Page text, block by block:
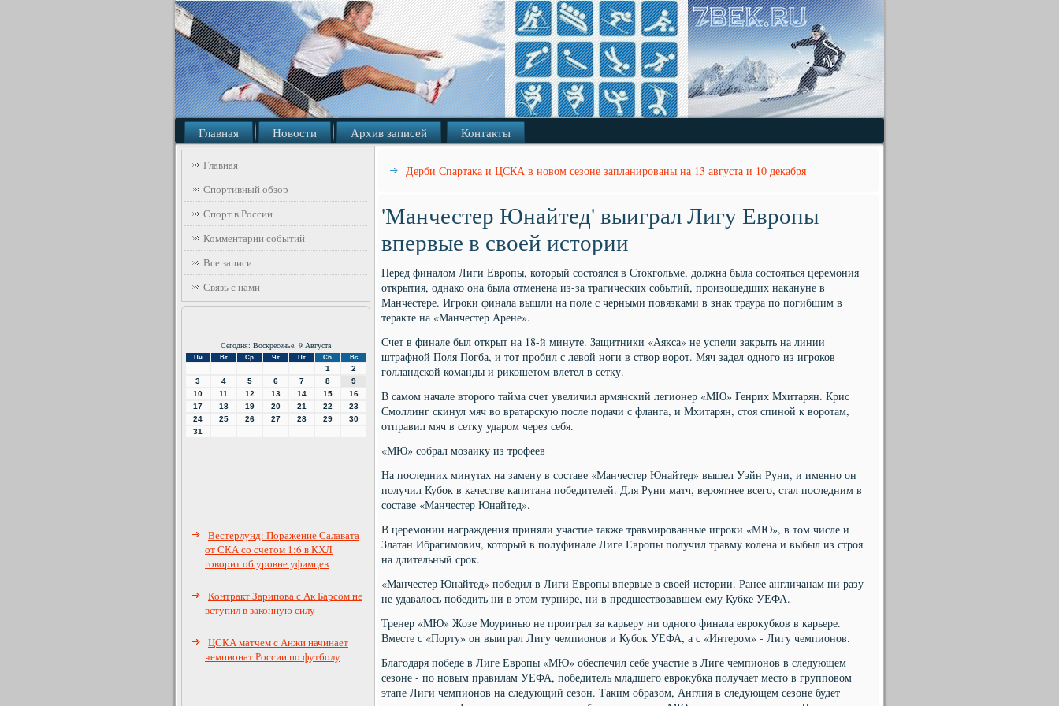
Главная Новости Архив записей Контакты
Главная
Спортивный обзор
Спорт в России
Комментарии событий
Все записи
Связь с нами
Сегодня: Воскресенье, 9 Августа
Пн Вт Ср Чт Пт Сб Вс
1
2
3
4 5 6 7 8
9
10
11 12 13 14 15
16
17
18 19 20 21 22
23
24
25 26 27 28 29
30
31
Вестерлунд: Поражение Салавата
от СКА со счетом 1:6 в КХЛ
говорит об уровне уфимцев
Контракт Зарипова с Ак Барсом не
вступил в законную силу
ЦСКА матчем с Анжи начинает
чемпионат России по футболу
Дерби Спартака и ЦСКА в новом сезоне запланированы на 13 августа и 10 декабря
'Манчестер Юнайтед' выиграл Лигу Европы
впервые в своей истории
Перед финалом Лиги Европы, который состоялся в Стокгольме, должна была состояться церемония
открытия, однако она была отменена из-за трагических событий, произошедших накануне в
Манчестере. Игроки финала вышли на поле с черными повязками в знак траура по погибшим в
теракте на «Манчестер Арене».
Счет в финале был открыт на 18-й минуте. Защитники «Аякса» не успели закрыть на линии
штрафной Поля Погба, и тот пробил с левой ноги в створ ворот. Мяч задел одного из игроков
голландской команды и рикошетом влетел в сетку.
В самом начале второго тайма счет увеличил армянский легионер «МЮ» Генрих Мхитарян. Крис
Смоллинг скинул мяч во вратарскую после подачи с фланга, и Мхитарян, стоя спиной к воротам,
отправил мяч в сетку ударом через себя.
«МЮ» собрал мозаику из трофеев
На последних минутах на замену в составе «Манчестер Юнайтед» вышел Уэйн Руни, и именно он
получил Кубок в качестве капитана победителей. Для Руни матч, вероятнее всего, стал последним в
составе «Манчестер Юнайтед».
В церемонии награждения приняли участие также травмированные игроки «МЮ», в том числе и
Златан Ибрагимович, который в полуфинале Лиге Европы получил травму колена и выбыл из строя
на длительный срок.
«Манчестер Юнайтед» победил в Лиги Европы впервые в своей истории. Ранее англичанам ни разу
не удавалось победить ни в этом турнире, ни в предшествовавшем ему Кубке УЕФА.
Тренер «МЮ» Жозе Моуринью не проиграл за карьеру ни одного финала еврокубков в карьере.
Вместе с «Порту» он выиграл Лигу чемпионов и Кубок УЕФА, а с «Интером» - Лигу чемпионов.
Благодаря победе в Лиге Европы «МЮ» обеспечил себе участие в Лиге чемпионов в следующем
сезоне - по новым правилам УЕФА, победитель младшего еврокубка получает место в групповом
этапе Лиги чемпионов на следующий сезон. Таким образом, Англия в следующем сезоне будет